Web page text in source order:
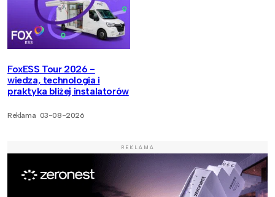
FoxESS Tour 2026 -
wiedza, technologia i
praktyka bliżej instalatorów
Reklama 03-08-2026
REKLAMA